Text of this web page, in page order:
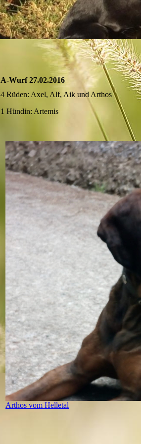
A-Wurf 27.02.2016
4 Rüden: Axel, Alf, Aik und Arthos
1 Hündin: Artemis
Arthos vom Helletal